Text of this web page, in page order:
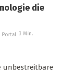
die
3 Min.
unbestreitbare